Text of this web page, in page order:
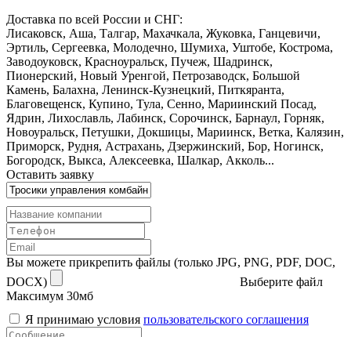
Доставка по всей России и СНГ:
Лисаковск, Аша, Талгар, Махачкала, Жуковка, Ганцевичи,
Эртиль, Сергеевка, Молодечно, Шумиха, Уштобе, Кострома,
Заводоуковск, Красноуральск, Пучеж, Шадринск,
Пионерский, Новый Уренгой, Петрозаводск, Большой
Камень, Балахна, Ленинск-Кузнецкий, Питкяранта,
Благовещенск, Купино, Тула, Сенно, Мариинский Посад,
Ядрин, Лихославль, Лабинск, Сорочинск, Барнаул, Горняк,
Новоуральск, Петушки, Докшицы, Мариинск, Ветка, Калязин,
Приморск, Рудня, Астрахань, Дзержинский, Бор, Ногинск,
Богородск, Выкса, Алексеевка, Шалкар, Акколь...
Оставить заявку
Вы можете прикрепить файлы (только JPG, PNG, PDF, DOC,
DOCX)
Выберите файл
Максимум 30мб
Я принимаю условия пользовательского соглашения